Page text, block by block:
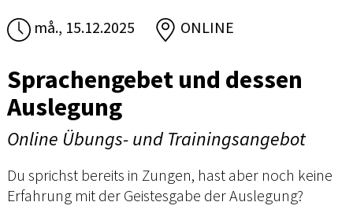
må., 15.12.2025 ONLINE
Sprachengebet und dessen
Auslegung
Online Übungs- und Trainingsangebot
Du sprichst bereits in Zungen, hast aber noch keine
Erfahrung mit der Geistesgabe der Auslegung?